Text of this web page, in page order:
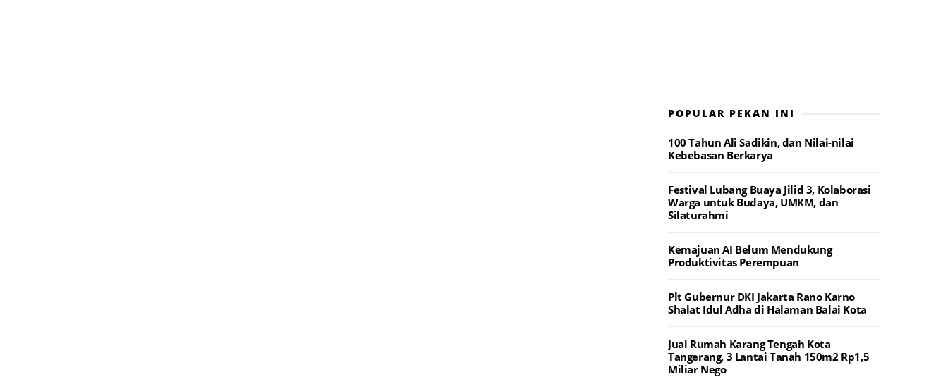
POPULAR PEKAN INI
100 Tahun Ali Sadikin, dan Nilai-nilai
Kebebasan Berkarya
Festival Lubang Buaya Jilid 3, Kolaborasi
Warga untuk Budaya, UMKM, dan
Silaturahmi
Kemajuan AI Belum Mendukung
Produktivitas Perempuan
Plt Gubernur DKI Jakarta Rano Karno
Shalat Idul Adha di Halaman Balai Kota
Jual Rumah Karang Tengah Kota
Tangerang, 3 Lantai Tanah 150m2 Rp1,5
Miliar Nego